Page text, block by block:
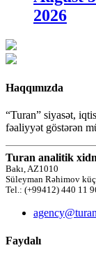
2026
Haqqımızda
“Turan” siyasət,
fəaliyyət göstərən
Turan analitik
Bakı, AZ1010
Süleyman Rəhimov
Tel.: (+99412) 440 11
Faydalı